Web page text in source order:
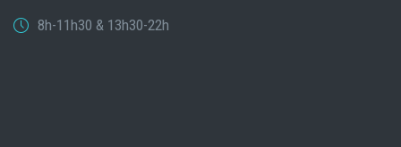
8h-11h30 & 13h30-22h